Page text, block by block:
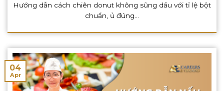
Hướng dẫn cách chiên donut không sũng dầu với tỉ lệ bột
chuẩn, ủ đúng...
04
Apr